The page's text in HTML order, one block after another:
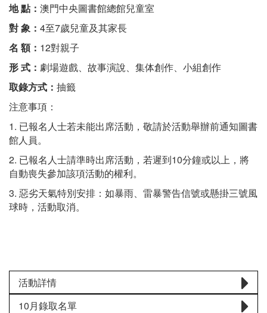
地 點： 澳門中央圖書館總館兒童室
對 象： 4至7歲兒童及其家長
名 額： 12對親子
形 式： 劇場遊戲、故事演說、集体創作、小組創作
取錄方式： 抽籤
注意事項：
1. 已報名人士若未能出席活動，敬請於活動舉辦前通知圖書
館人員。
2. 已報名人士請準時出席活動，若遲到10分鐘或以上，將
自動喪失參加該項活動的權利。
3. 惡劣天氣特別安排：如暴雨、雷暴警告信號或懸掛三號風
球時，活動取消。
活動詳情
10月錄取名單